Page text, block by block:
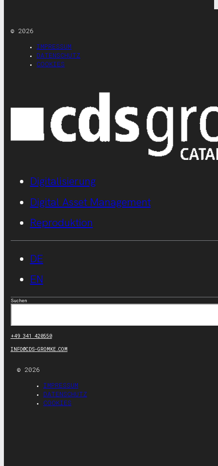
© 2026
IMPRESSUM
DATENSCHUTZ
COOKIES
Digitalisierung
Digital Asset Management
Reproduktion
DE
EN
Suchen
+49 341 420550
INFO@CDS-GROMKE.COM
© 2026
IMPRESSUM
DATENSCHUTZ
COOKIES